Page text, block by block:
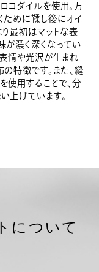
コダイルを使用。万
ために鞣し後にオイ
最初はマットな表
が濃く深くなってい
表情や光沢が生まれ
特徴です。また、縫
使用することで、分
上げています。
について